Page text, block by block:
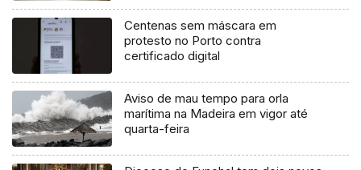
Centenas sem máscara em
protesto no Porto contra
certificado digital
Aviso de mau tempo para orla
marítima na Madeira em vigor até
quarta-feira